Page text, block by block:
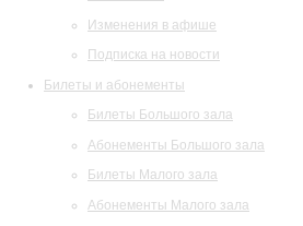
Изменения в афише
Подписка на новости
Билеты и абонементы
Билеты Большого зала
Абонементы Большого зала
Билеты Малого зала
Абонементы Малого зала